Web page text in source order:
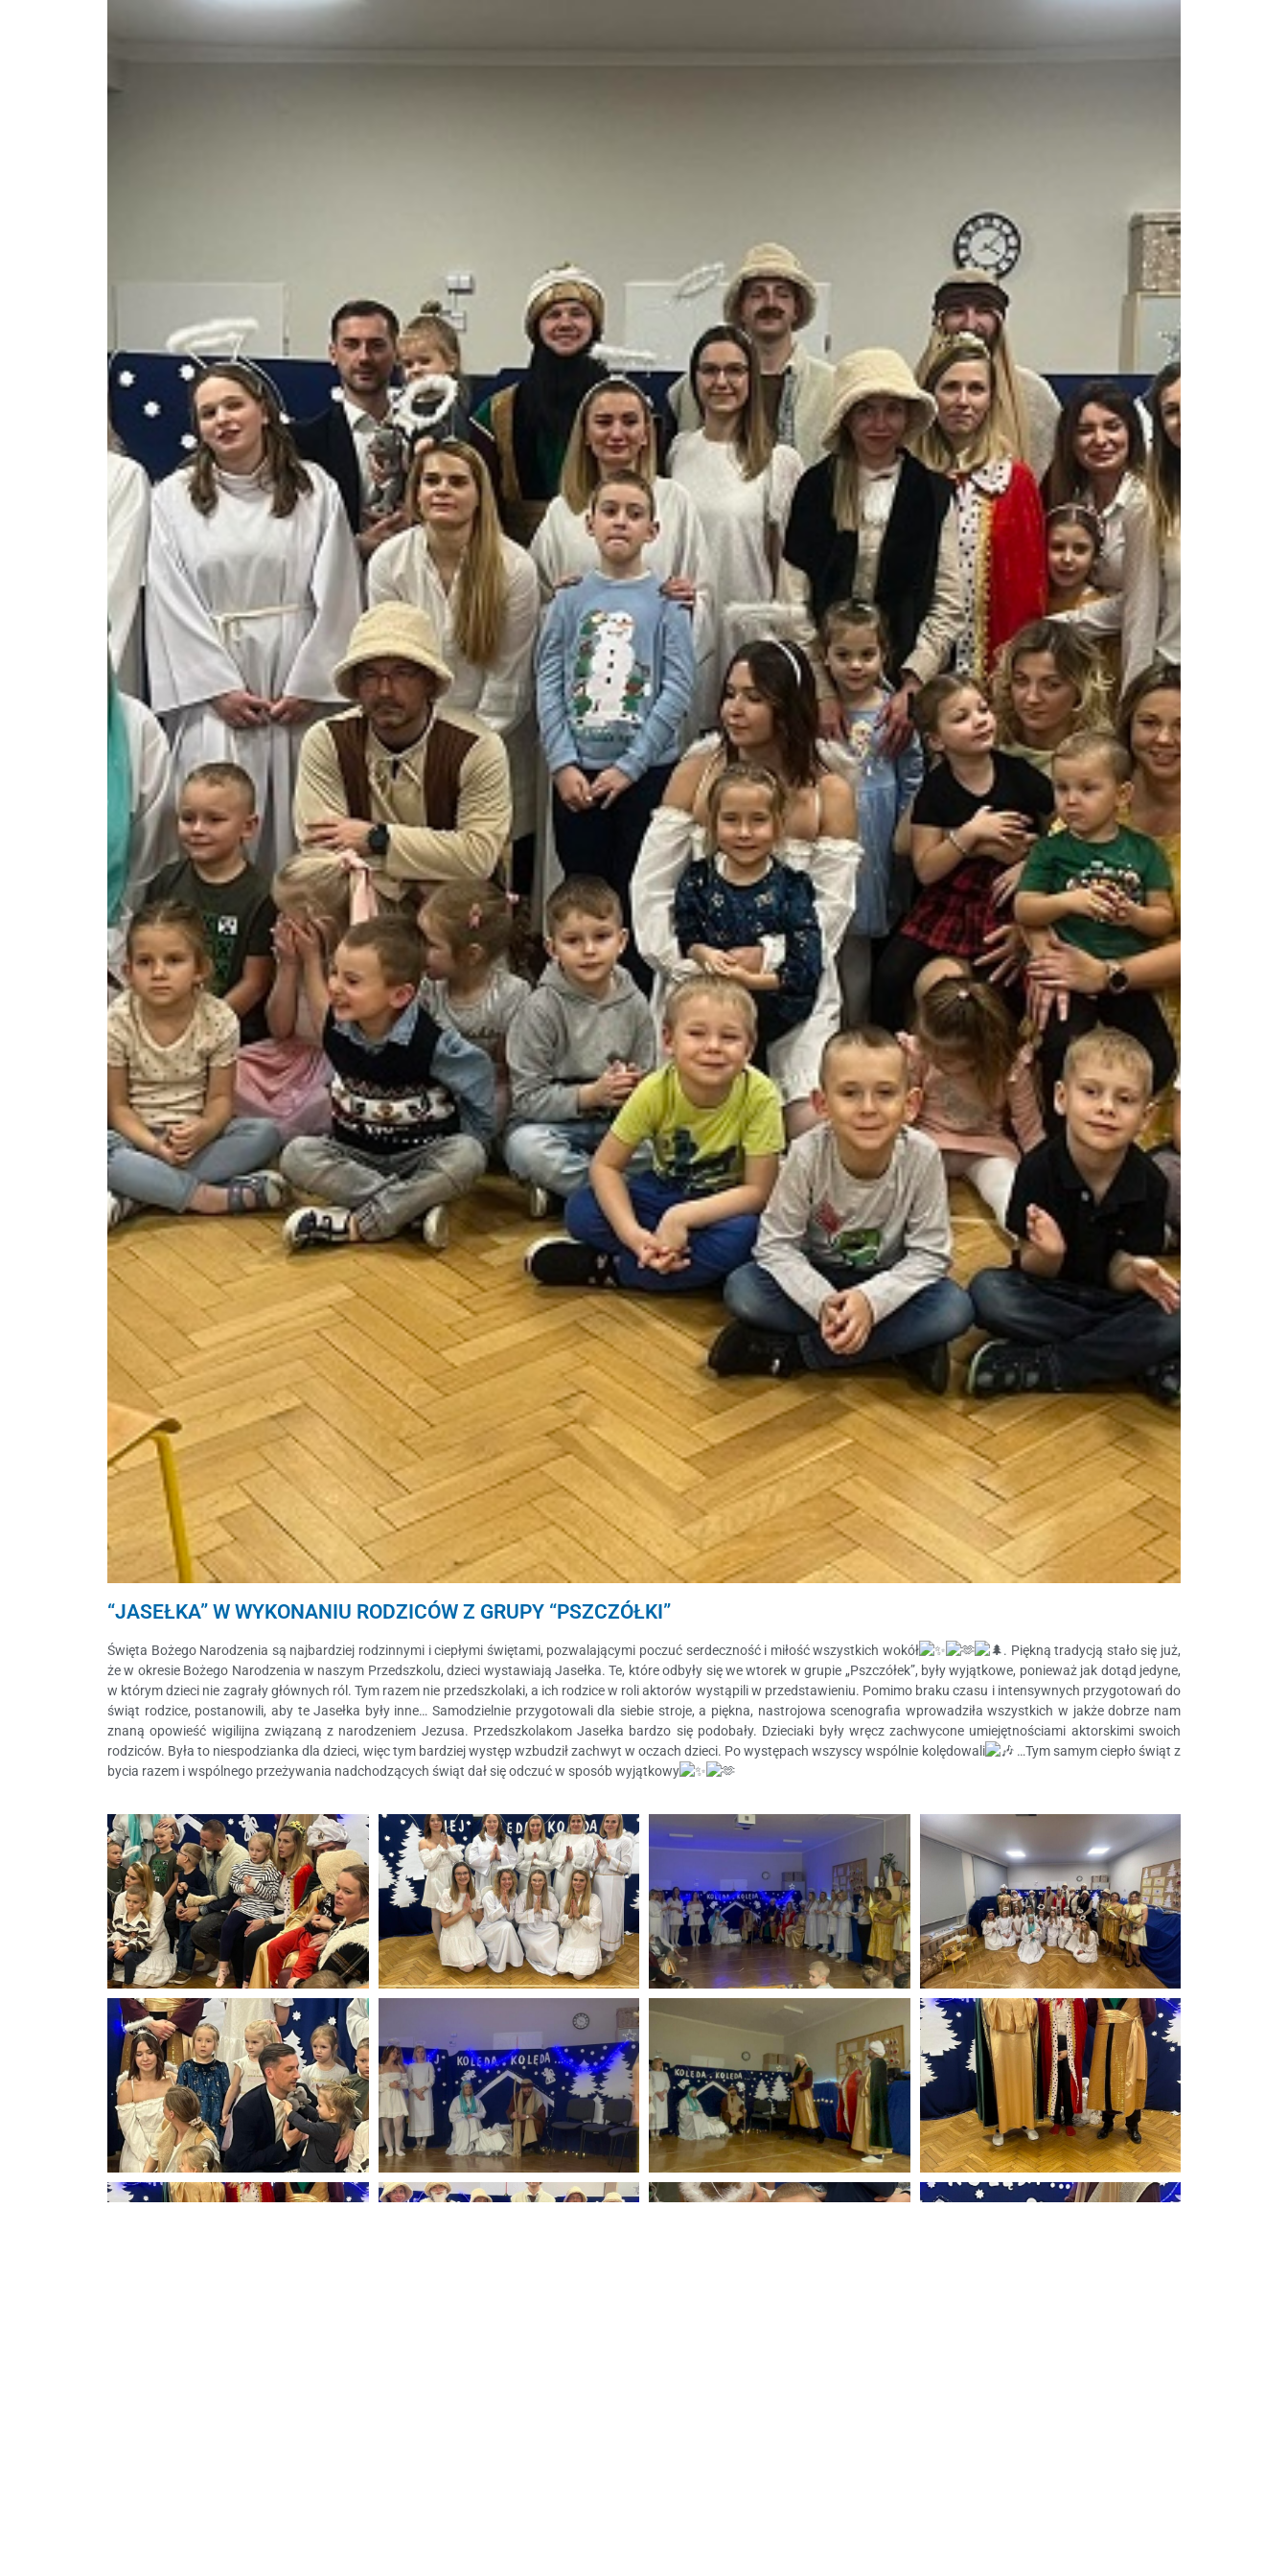
“JASEŁKA” W WYKONANIU RODZICÓW Z GRUPY “PSZCZÓŁKI”
Święta Bożego Narodzenia są najbardziej rodzinnymi i ciepłymi świętami, pozwalającymi poczuć serdeczność i miłość wszystkich wokół
. Piękną tradycją stało się już,
że w okresie Bożego Narodzenia w naszym Przedszkolu, dzieci wystawiają Jasełka. Te, które odbyły się we wtorek w grupie „Pszczółek”, były wyjątkowe, ponieważ jak dotąd jedyne,
w którym dzieci nie zagrały głównych ról. Tym razem nie przedszkolaki, a ich rodzice w roli aktorów wystąpili w przedstawieniu. Pomimo braku czasu i intensywnych przygotowań do
świąt rodzice, postanowili, aby te Jasełka były inne… Samodzielnie przygotowali dla siebie stroje, a piękna, nastrojowa scenografia wprowadziła wszystkich w jakże dobrze nam
znaną opowieść wigilijna związaną z narodzeniem Jezusa. Przedszkolakom Jasełka bardzo się podobały. Dzieciaki były wręcz zachwycone umiejętnościami aktorskimi swoich
rodziców. Była to niespodzianka dla dzieci, więc tym bardziej występ wzbudził zachwyt w oczach dzieci. Po występach wszyscy wspólnie kolędowali
…Tym samym ciepło świąt z
bycia razem i wspólnego przeżywania nadchodzących świąt dał się odczuć w sposób wyjątkowy